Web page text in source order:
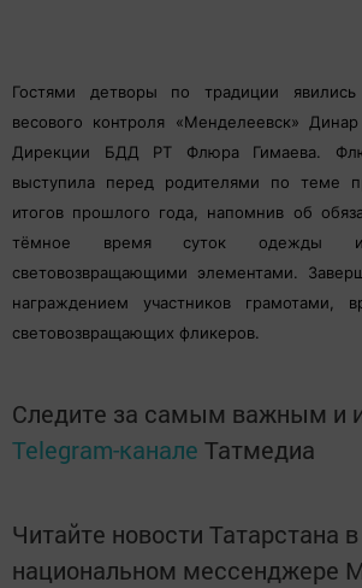
Гостями детворы по традиции явились
весового контроля «Менделеевск»
Дирекции БДД РТ Флюра Гимаева.
выступила перед родителями по теме
итогов прошлого года, напомнив об
тёмное время суток одежды
световозвращающими элементами.
награждением участников грамотами,
световозвращающих фликеров.
Следите за самым важным и
Telegram-канале Татмедиа
Читайте новости Татарстана в
национальном мессенджере